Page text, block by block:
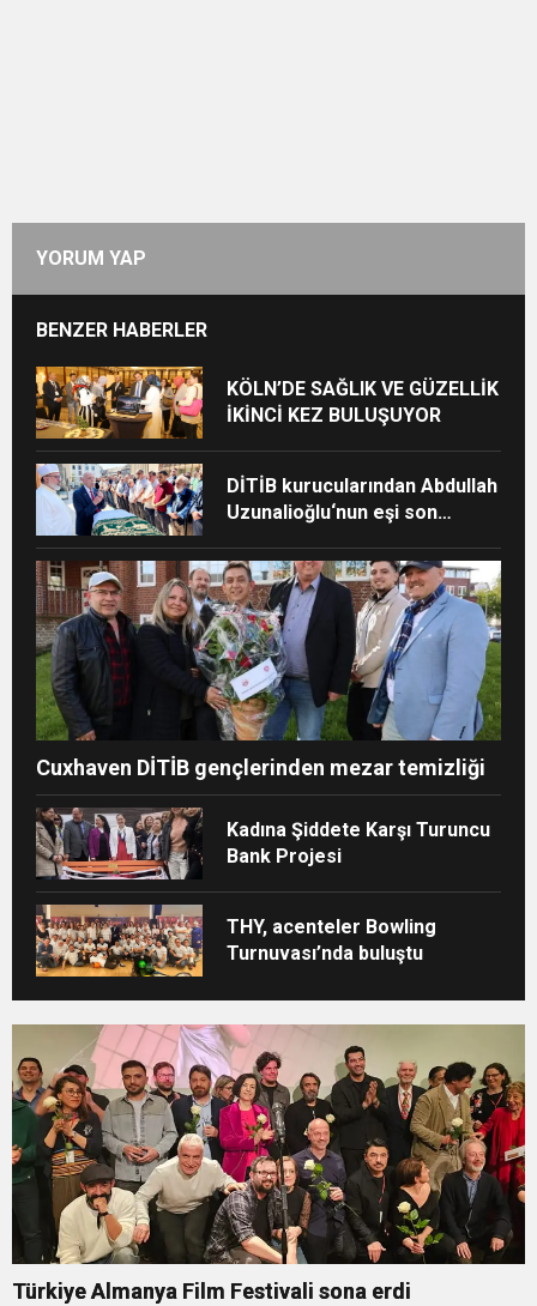
YORUM YAP
BENZER HABERLER
KÖLN’DE SAĞLIK VE GÜZELLİK
İKİNCİ KEZ BULUŞUYOR
DİTİB kurucularından Abdullah
Uzunalioğlu‘nun eşi son
Cuxhaven DİTİB gençlerinden mezar temizliği
Kadına Şiddete Karşı Turuncu
Bank Projesi
THY, acenteler Bowling
Turnuvası’nda buluştu
Türkiye Almanya Film Festivali sona erdi